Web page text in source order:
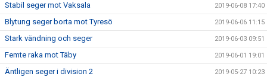
Stabil seger mot Vaksala 2019-06-08 17:40
Blytung seger borta mot Tyresö 2019-06-06 11:15
Stark vändning och seger 2019-06-03 09:51
Femte raka mot Täby 2019-06-01 19:01
Äntligen seger i division 2 2019-05-27 10:23